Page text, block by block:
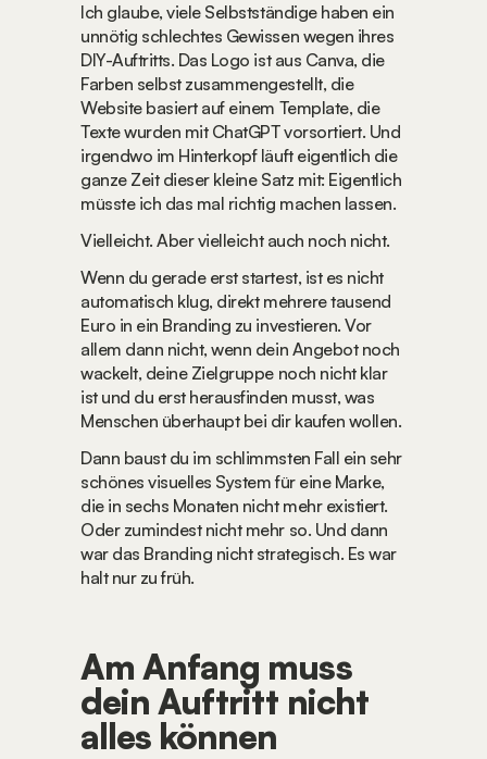
Ich glaube, viele Selbstständige haben ein
unnötig schlechtes Gewissen wegen ihres
DIY-Auftritts. Das Logo ist aus Canva, die
Farben selbst zusammengestellt, die
Website basiert auf einem Template, die
Texte wurden mit ChatGPT vorsortiert. Und
irgendwo im Hinterkopf läuft eigentlich die
ganze Zeit dieser kleine Satz mit: Eigentlich
müsste ich das mal richtig machen lassen.
Vielleicht. Aber vielleicht auch noch nicht.
Wenn du gerade erst startest, ist es nicht
automatisch klug, direkt mehrere tausend
Euro in ein Branding zu investieren. Vor
allem dann nicht, wenn dein Angebot noch
wackelt, deine Zielgruppe noch nicht klar
ist und du erst herausfinden musst, was
Menschen überhaupt bei dir kaufen wollen.
Dann baust du im schlimmsten Fall ein sehr
schönes visuelles System für eine Marke,
die in sechs Monaten nicht mehr existiert.
Oder zumindest nicht mehr so. Und dann
war das Branding nicht strategisch. Es war
halt nur zu früh.
Am Anfang muss
dein Auftritt nicht
alles können